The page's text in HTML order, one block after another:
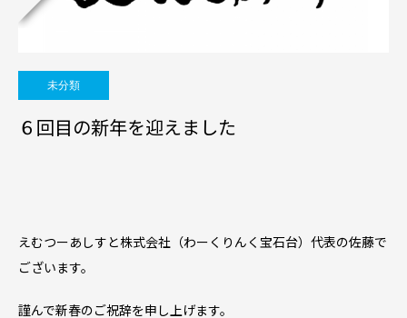
未分類
６回目の新年を迎えました
えむつーあしすと株式会社（わーくりんく宝石台）代表の佐藤で
ございます。
謹んで新春のご祝辞を申し上げます。